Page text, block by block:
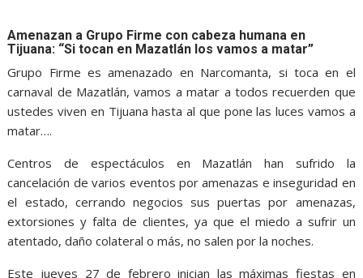
Amenazan a Grupo Firme con cabeza humana en
Tijuana: “Si tocan en Mazatlán los vamos a matar”
Grupo Firme es amenazado en Narcomanta, si toca en el
carnaval de Mazatlán, vamos a matar a todos recuerden que
ustedes viven en Tijuana hasta al que pone las luces vamos a
matar….
Centros de espectáculos en Mazatlán han sufrido la
cancelación de varios eventos por amenazas e inseguridad en
el estado, cerrando negocios sus puertas por amenazas,
extorsiones y falta de clientes, ya que el miedo a sufrir un
atentado, daño colateral o más, no salen por la noches.
Este jueves 27 de febrero inician las máximas fiestas en